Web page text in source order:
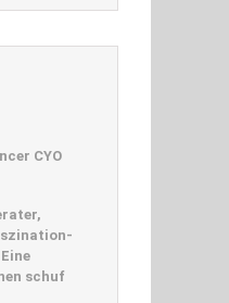
CYO
schuf